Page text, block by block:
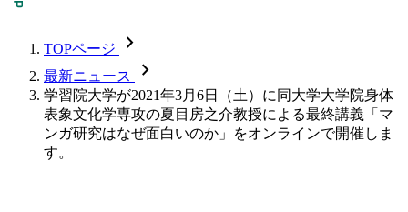
TOPページ chevron_forward
最新ニュース chevron_forward
学習院大学が2021年3月6日（土）に同大学大学院身体
表象文化学専攻の夏目房之介教授による最終講義「マ
ンガ研究はなぜ面白いのか」をオンラインで開催しま
す。